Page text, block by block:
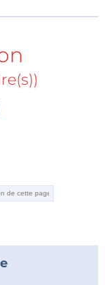
PID avec le
principes à un